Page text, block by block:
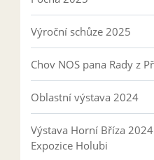
Výroční schůze 2025
Chov NOS pana Rady z
Oblastní výstava 2024
Výstava Horní Bříza 2024
Expozice Holubi